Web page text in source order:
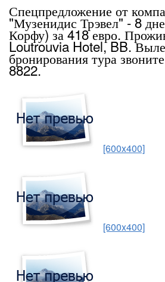
Спецпредложение от
"Музенидис Трэвел" - 8
Корфу) за 418 евро.
Loutrouvia Hotel, BB.
бронирования тура
8822.
[600x400]
[600x400]